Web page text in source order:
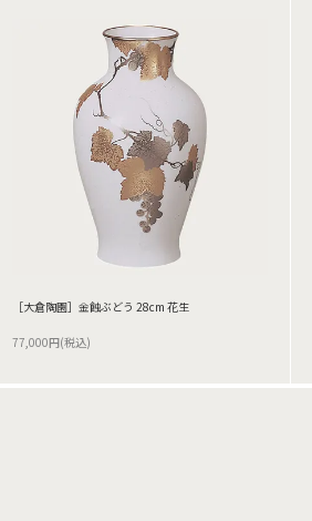
［大倉陶園］金蝕ぶどう 28cm 花生
77,000円(税込)